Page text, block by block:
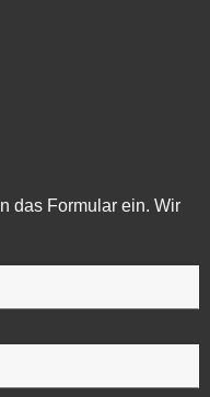
das Formular ein. Wir